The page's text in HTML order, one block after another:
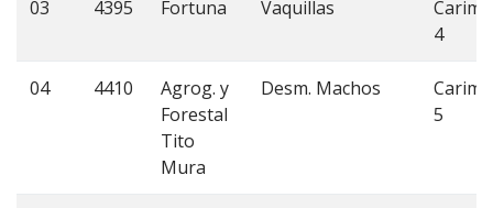
03 4395 Fortuna Vaquillas
4
04 4410
Agrog. y
Forestal
Tito
Mura
Desm. Machos
5